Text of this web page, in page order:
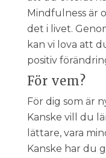
Mindfulness är
det i livet.
kan vi lova att
positiv
För vem?
För dig som är
Kanske vill du
lättare, vara
Kanske har du